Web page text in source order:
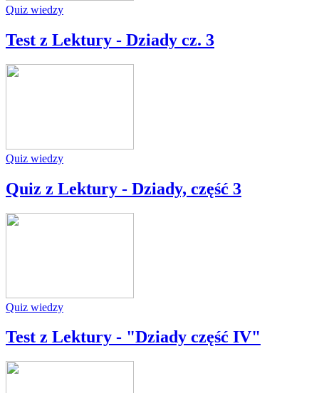
Quiz wiedzy
Test z Lektury - Dziady cz. 3
Quiz wiedzy
Quiz z Lektury - Dziady, część 3
Quiz wiedzy
Test z Lektury - "Dziady część IV"